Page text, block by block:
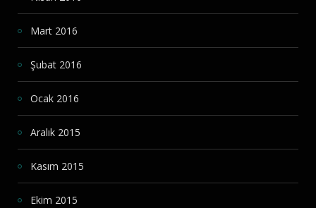
Mart 2016
Şubat 2016
Ocak 2016
Aralık 2015
Kasım 2015
Ekim 2015